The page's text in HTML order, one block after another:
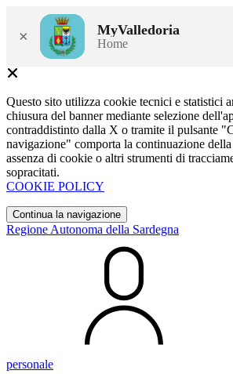
× MyValledoria
Home
Questo sito utilizza cookie tecnici e statistici
chiusura del banner mediante selezione
contraddistinto dalla X o tramite il pulsante
navigazione" comporta la continuazione
assenza di cookie o altri strumenti di
sopracitati.
COOKIE POLICY
Continua la navigazione
Regione Autonoma della Sardegna
personale